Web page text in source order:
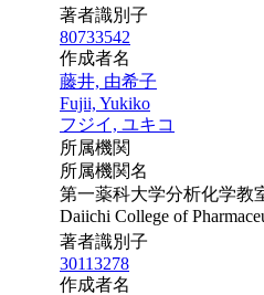
著者識別子
80733542
作成者名
藤井, 由希子
Fujii, Yukiko
フジイ, ユキコ
所属機関
所属機関名
第一薬科大学分析化学教
Daiichi College of
著者識別子
30113278
作成者名